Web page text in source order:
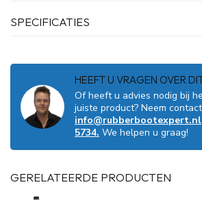
SPECIFICATIES
HEEFT U VRAGEN OVER
Of heeft u advies nodig bij
juiste product? Neem
info@rubberbootexpert.nl
5734. We helpen u graag!
GERELATEERDE PRODUCTEN